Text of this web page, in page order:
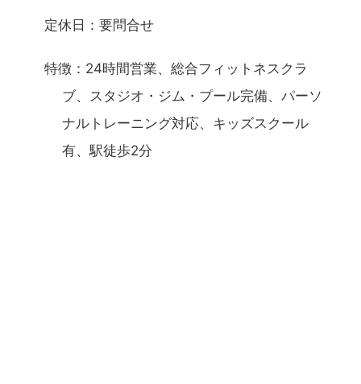
定休日：要問合せ
特徴：24時間営業、総合フィットネスクラ
ブ、スタジオ・ジム・プール完備、パーソ
ナルトレーニング対応、キッズスクール
有、駅徒歩2分